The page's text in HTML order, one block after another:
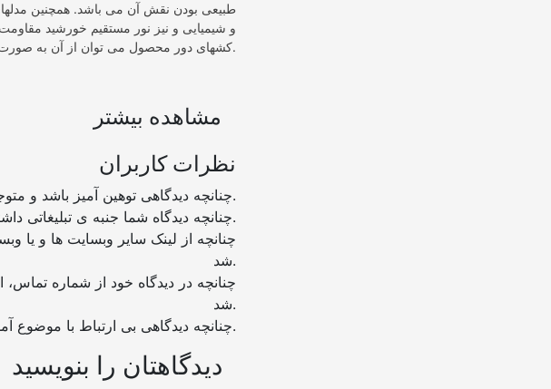
طبیعی بودن نقش آن می باشد. همچنین
و شیمیایی و نیز نور مستقیم خورشید
کشهای دور محصول می توان از آن به صورت جداگانه به عنوان زیر انداز استفاده کرد.
مشاهده بیشتر
نظرات کاربران
چنانچه دیدگاهی توهین آمیز باشد و متوجه نویسندگان و سایر کاربران باشد تایید نخواهد شد.
چنانچه دیدگاه شما جنبه ی تبلیغاتی داشته باشد تایید نخواهد شد.
شد.
شد.
چنانچه دیدگاهی بی ارتباط با موضوع آموزش مطرح شود تایید نخواهد شد.
دیدگاهتان را بنویسید